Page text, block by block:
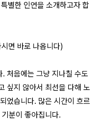
별한 인연을 소개하고자 합
면 바로 나옵니다)
처음에는 그냥 지나칠 수도
싶지 않아서 최선을 다해 노
었습니다. 많은 시간이 흐르
분이 좋아집니다.